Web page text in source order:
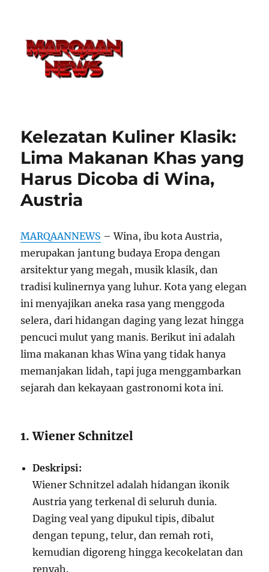
Kelezatan Kuliner Klasik:
Lima Makanan Khas yang
Harus Dicoba di Wina,
Austria
MARQAANNEWS – Wina, ibu kota Austria,
merupakan jantung budaya Eropa dengan
arsitektur yang megah, musik klasik, dan
tradisi kulinernya yang luhur. Kota yang elegan
ini menyajikan aneka rasa yang menggoda
selera, dari hidangan daging yang lezat hingga
pencuci mulut yang manis. Berikut ini adalah
lima makanan khas Wina yang tidak hanya
memanjakan lidah, tapi juga menggambarkan
sejarah dan kekayaan gastronomi kota ini.
1. Wiener Schnitzel
Deskripsi:
Wiener Schnitzel adalah hidangan ikonik
Austria yang terkenal di seluruh dunia.
Daging veal yang dipukul tipis, dibalut
dengan tepung, telur, dan remah roti,
kemudian digoreng hingga kecokelatan dan
renyah.